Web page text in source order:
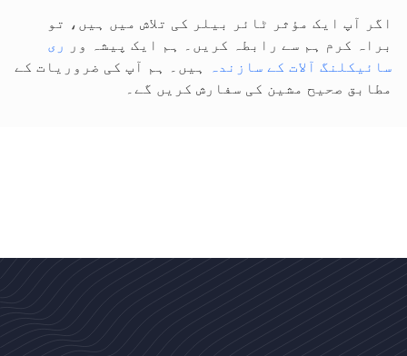
اگر آپ ایک مؤثر ٹائر بیلر کی تلاش میں ہیں، تو
براہ کرم ہم سے رابطہ کریں۔ ہم ایک پیشہ ور ری
سائیکلنگ آلات کے سازندہ ہیں۔ ہم آپ کی ضروریات کے
مطابق صحیح مشین کی سفارش کریں گے۔